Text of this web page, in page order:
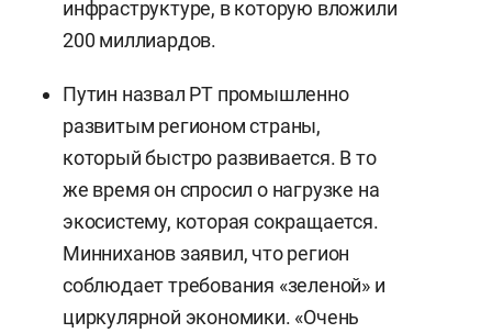
инфраструктуре, в которую вложили
200 миллиардов.
Путин назвал РТ промышленно
развитым регионом страны,
который быстро развивается. В то
же время он спросил о нагрузке на
экосистему, которая сокращается.
Минниханов заявил, что регион
соблюдает требования «зеленой» и
циркулярной экономики. «Очень